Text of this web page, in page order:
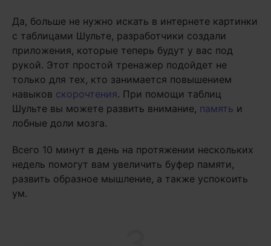
Да, больше не нужно искать в интернете картинки
с таблицами Шульте, разработчики создали
приложения, которые теперь будут у вас под
рукой. Этот простой тренажер подойдет не
только для тех, кто занимается повышением
навыков скорочтения. При помощи таблиц
Шульте вы можете развить внимание, память и
лобные доли мозга.
Всего 10 минут в день на протяжении нескольких
недель помогут вам увеличить буфер памяти,
развить образное мышление, а также успокоить
ум.